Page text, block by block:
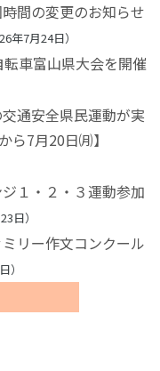
間の変更のお知らせ
年7月24日
車富山県大会を開催
通安全県民運動が実
ら7月20日㈪】
１・２・３運動参加
日
リー作文コンクール